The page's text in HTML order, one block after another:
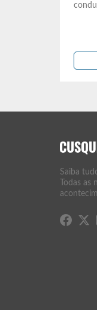
Saiba
Todas as